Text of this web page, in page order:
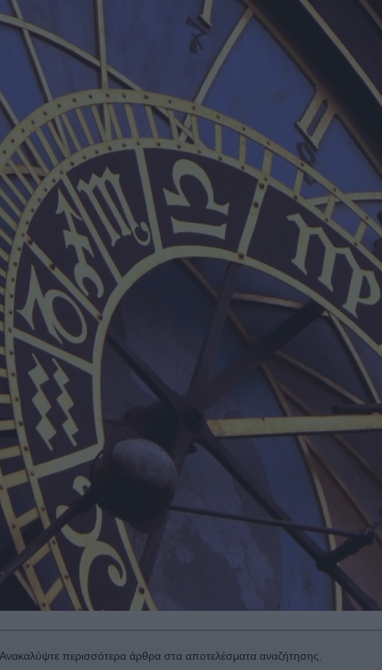
Ask the Guru
Success Stories
ΒΟΞ Χωρίς
Γάμος Market
Ανακαλύψτε περισσότερα άρθρα στα αποτελέσματα αναζήτησης.